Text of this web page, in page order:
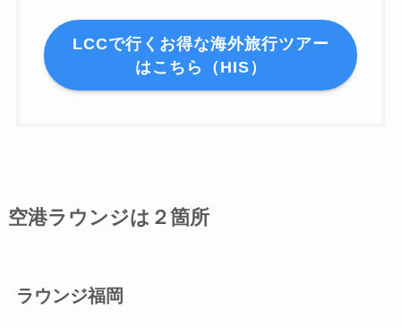
LCCで行くお得な海外旅行ツアー
はこちら（HIS）
空港ラウンジは２箇所
ラウンジ福岡